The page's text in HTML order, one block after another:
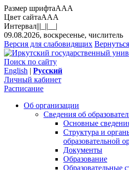
Размер шрифтаAAA
Цвет сайтаAAA
Интервал|||_||__|
09.08.2026, воскресенье, числитель
Версия для слабовидящих
Поиск по сайту
English | Русский
Личный кабинет
Расписание
Об организации
Сведения об
Основные
Структура и
образовательной
Документы
Образование
Образовательные